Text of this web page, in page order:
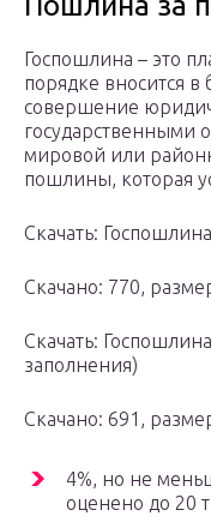
Госпошлина – это
порядке вносится в
совершение
государственными
мировой или
пошлины, которая
Скачать:
Скачано: 770,
Скачать:
заполнения)
Скачано: 691,
4%, но не
оценено до 20